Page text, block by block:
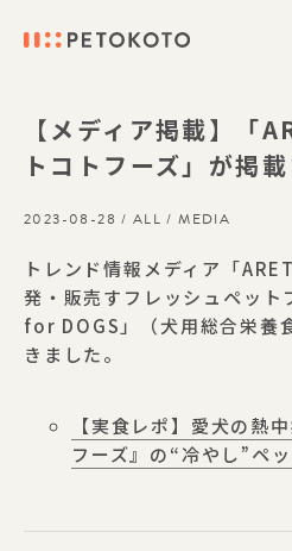
【メディア掲載】「
トコトフーズ」が掲
2023-08-28 / ALL /MEDIA
トレンド情報メディア「
発・販売すフレッシュペット
for DOGS」（犬用総合栄養
きました。
【実食レポ】愛犬の熱
フーズ』の“冷やし”ペ